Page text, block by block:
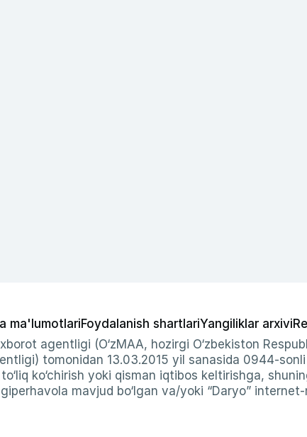
ma'lumotlariFoydalanish shartlariYangiliklar arxivi
agentligi (O‘zMAA, hozirgi O‘zbekiston
tomonidan 13.03.2015 yil sanasida 0944-
ko‘chirish yoki qisman iqtibos keltirishga,
mavjud bo‘lgan va/yoki “Daryo”